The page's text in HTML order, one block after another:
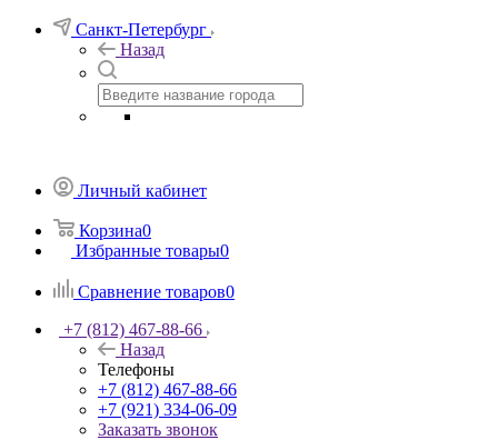
Санкт-Петербург
Назад
Личный кабинет
Корзина0
Избранные товары0
Сравнение товаров0
+7 (812) 467-88-66
Назад
Телефоны
+7 (812) 467-88-66
+7 (921) 334-06-09
Заказать звонок